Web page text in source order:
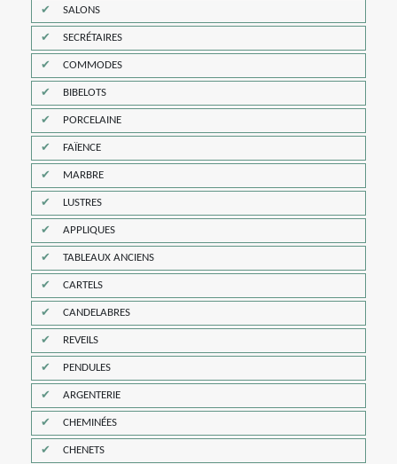
SALONS
SECRÉTAIRES
COMMODES
BIBELOTS
PORCELAINE
FAÏENCE
MARBRE
LUSTRES
APPLIQUES
TABLEAUX ANCIENS
CARTELS
CANDELABRES
REVEILS
PENDULES
ARGENTERIE
CHEMINÉES
CHENETS